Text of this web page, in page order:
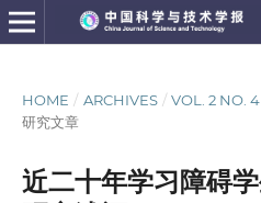
HOME / ARCHIVES / VOL. 2 NO.
研究文章
近二十年学习障碍